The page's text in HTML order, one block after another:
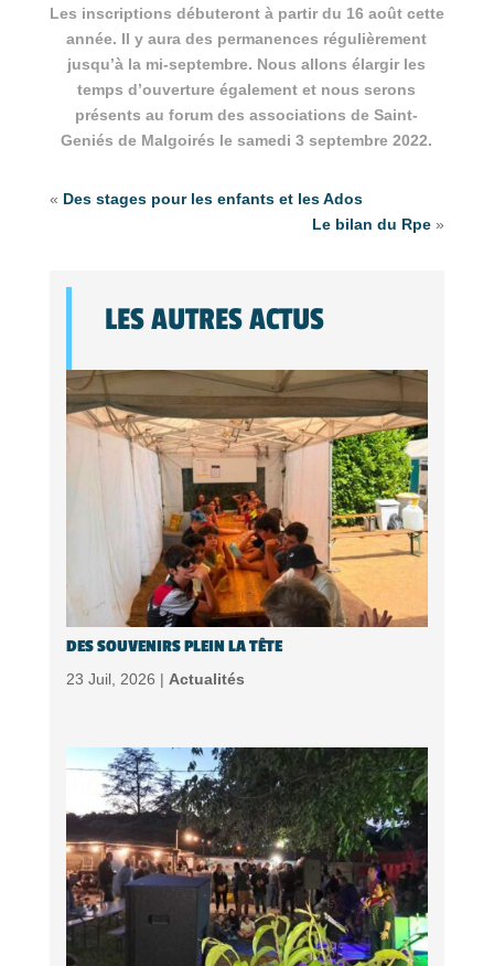
Les inscriptions débuteront à partir du 16 août cette
année. Il y aura des permanences régulièrement
jusqu’à la mi-septembre. Nous allons élargir les
temps d’ouverture également et nous serons
présents au forum des associations de Saint-
Geniés de Malgoirés le samedi 3 septembre 2022.
« Des stages pour les enfants et les Ados
Le bilan du Rpe »
LES AUTRES ACTUS
DES SOUVENIRS PLEIN LA TÊTE
23 Juil, 2026 | Actualités